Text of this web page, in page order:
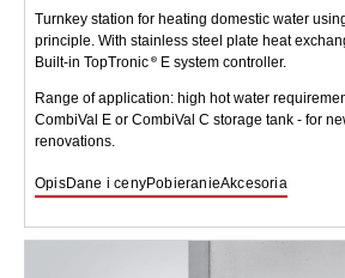
Turnkey station for heating domestic water
principle. With stainless steel plate heat
Built-in TopTronic
E system controller.
Range of application: high hot water
CombiVal E or CombiVal C storage tank - for
renovations.
OpisDane i cenyPobieranieAkcesoria